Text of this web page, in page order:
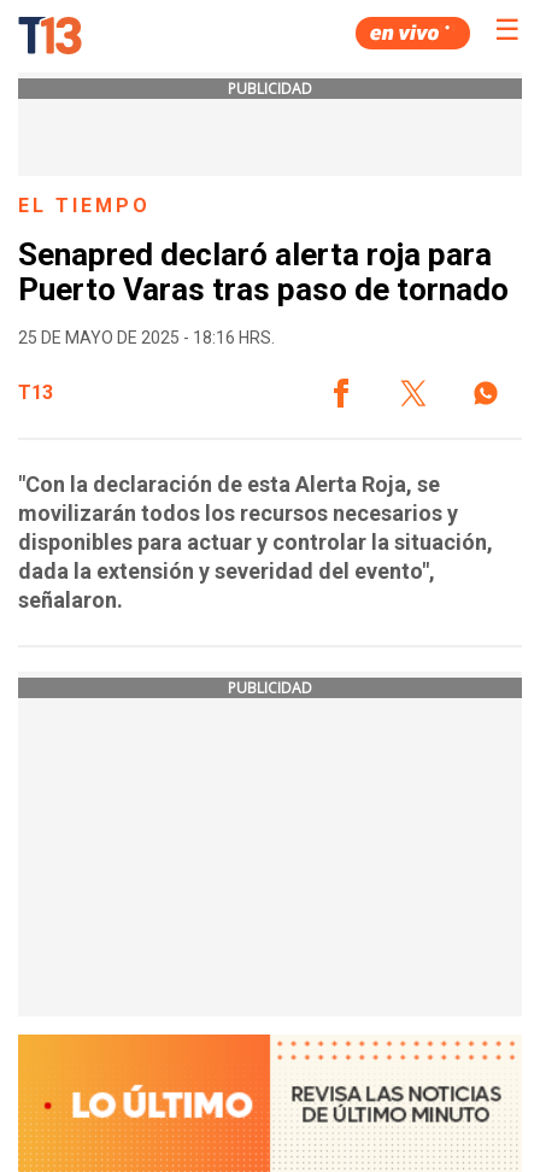
☰
PUBLICIDAD
EL TIEMPO
Senapred declaró alerta roja para
Puerto Varas tras paso de tornado
25 DE MAYO DE 2025 - 18:16 HRS.
T13
"Con la declaración de esta Alerta Roja, se
movilizarán todos los recursos necesarios y
disponibles para actuar y controlar la situación,
dada la extensión y severidad del evento",
señalaron.
PUBLICIDAD